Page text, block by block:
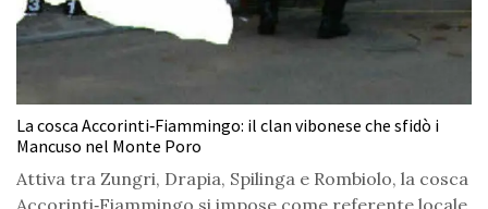
La cosca Accorinti‑Fiammingo: il clan vibonese che sfidò i
Mancuso nel Monte Poro
Attiva tra Zungri, Drapia, Spilinga e Rombiolo, la cosca
Accorinti‑Fiammingo si impose come referente locale